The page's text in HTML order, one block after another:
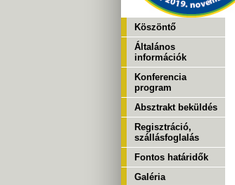
Köszöntő
Általános
információk
Konferencia
program
Absztrakt beküldés
Regisztráció,
szállásfoglalás
Fontos határidők
Galéria